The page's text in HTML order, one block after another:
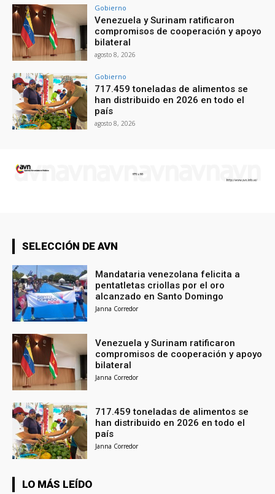
Gobierno
Venezuela y Surinam ratificaron
compromisos de cooperación y apoyo
bilateral
agosto 8, 2026
Gobierno
717.459 toneladas de alimentos se
han distribuido en 2026 en todo el
país
agosto 8, 2026
SELECCIÓN DE AVN
Mandataria venezolana felicita a
pentatletas criollas por el oro
alcanzado en Santo Domingo
Janna Corredor
Venezuela y Surinam ratificaron
compromisos de cooperación y apoyo
bilateral
Janna Corredor
717.459 toneladas de alimentos se
han distribuido en 2026 en todo el
país
Janna Corredor
LO MÁS LEÍDO